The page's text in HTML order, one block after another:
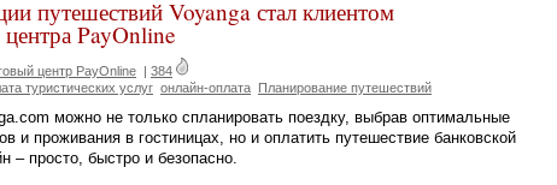
путешествий Voyanga стал клиентом
PayOnline
центр PayOnline | 384
туристических услуг онлайн-оплата Планирование путешествий
можно не только спланировать поездку, выбрав оптимальные
и проживания в гостиницах, но и оплатить путешествие банковской
– просто, быстро и безопасно.